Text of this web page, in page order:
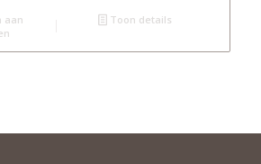
aan
Toon details